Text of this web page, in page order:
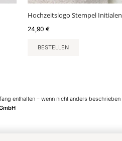
Hochzeitslogo Stempel Initialen
24,90 €
BESTELLEN
enthalten – wenn nicht anders beschrieben